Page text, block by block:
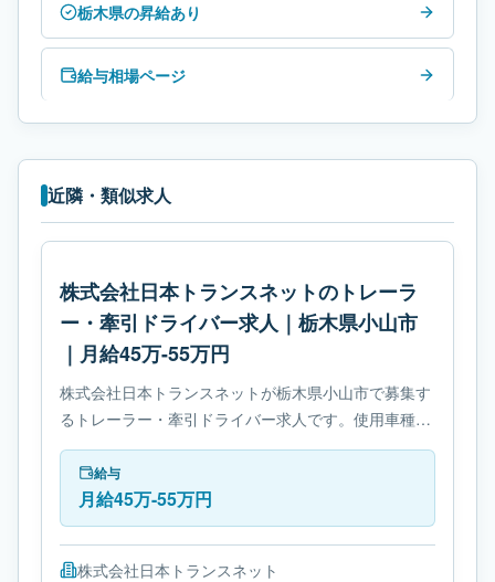
栃木県の昇給あり
給与相場ページ
近隣・類似求人
株式会社日本トランスネットのトレーラ
ー・牽引ドライバー求人｜栃木県小山市
｜月給45万-55万円
株式会社日本トランスネットが栃木県小山市で募集す
るトレーラー・牽引ドライバー求人です。使用車種は
トレーラーです。勤務時間は- シフト制です。必要免
許は- 大型自動車免許です。
給与
月給45万-55万円
株式会社日本トランスネット